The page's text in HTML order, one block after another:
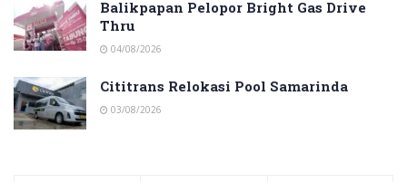
Balikpapan Pelopor Bright Gas Drive
Thru
04/08/2026
Cititrans Relokasi Pool Samarinda
03/08/2026